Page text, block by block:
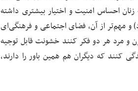
زنان احساس امنیت و اختیار بیشتری داشته
مهم‌تر از آن، فضای اجتماعی و فرهنگی‌ای
مرد هر دو فکر کنند خشونت قابل توجیه
کنند که دیگران هم همین باور را دارند،